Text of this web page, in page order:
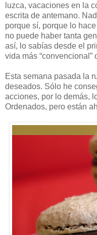
luzca, vacaciones en la
escrita de antemano.
porque sí, porque lo
no puede haber tanta
así, lo sabías desde el
vida más “convencional”
Esta semana pasada la
deseados. Sólo he
acciones, por lo demás,
Ordenados, pero están